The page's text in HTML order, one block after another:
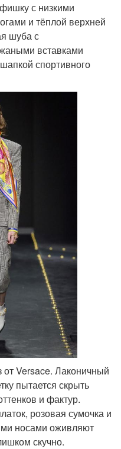
с низкими
и тёплой верхней
шуба с
вставками
спортивного
Versace. Лаконичный
пытается скрыть
и фактур.
розовая сумочка и
носами оживляют
скучно.